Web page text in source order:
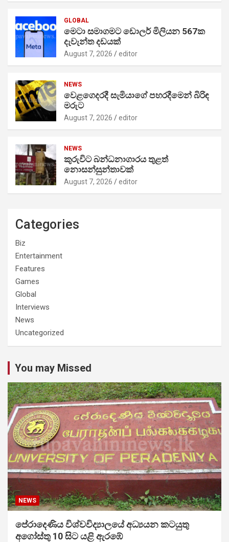
GLOBAL
මෙටා සමාගමට ඩොලර් මිලියන 567ක
දැවැන්ත දඩයක්
August 7, 2026 editor
NEWS
වෙළගෙදරදී සැමියාගේ පහරදීමෙන් බිරිඳ
මරුට
August 7, 2026 editor
NEWS
කුරුවිට බන්ධනාගාරය තුළත්
නොසන්සුන්තාවක්
August 7, 2026 editor
Categories
Biz
Entertainment
Features
Games
Global
Interviews
News
Uncategorized
You may Missed
NEWS
පේරාදෙණිය විශ්වවිද්‍යාලයේ අධ්‍යයන කටයුතු
අගෝස්තු 10 සිට යළි ඇරඹේ